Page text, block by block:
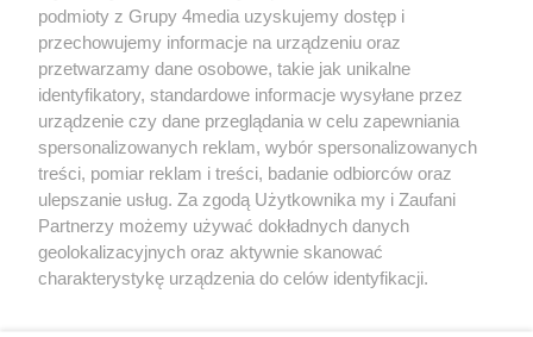
Redakcja Reklama Prywatność
Praca Łódź
the:protocol
podmioty z Grupy 4media uzyskujemy dostęp i
przechowujemy informacje na urządzeniu oraz
przetwarzamy dane osobowe, takie jak unikalne
identyfikatory, standardowe informacje wysyłane przez
urządzenie czy dane przeglądania w celu zapewniania
spersonalizowanych reklam, wybór spersonalizowanych
treści, pomiar reklam i treści, badanie odbiorców oraz
ulepszanie usług. Za zgodą Użytkownika my i Zaufani
Partnerzy możemy używać dokładnych danych
geolokalizacyjnych oraz aktywnie skanować
charakterystykę urządzenia do celów identyfikacji.